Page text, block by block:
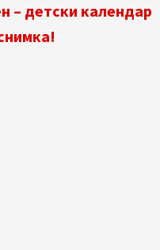
– детски календар